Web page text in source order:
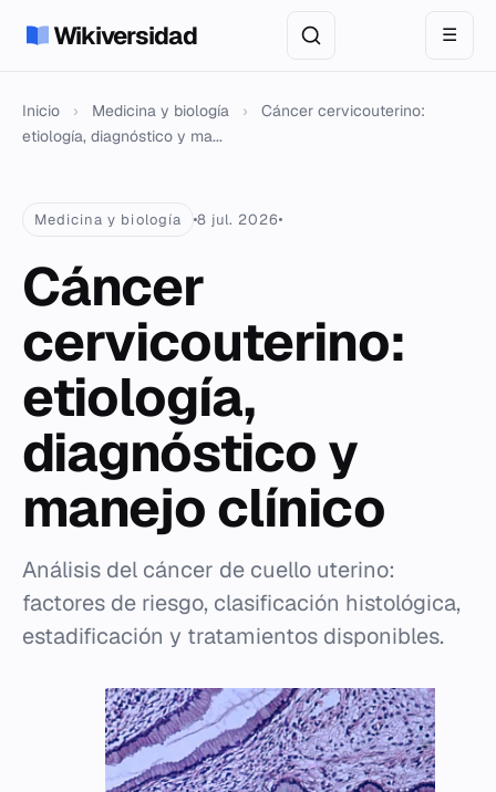
Wikiversidad ☰
Inicio › Medicina y biología ›
Cáncer cervicouterino:
etiología, diagnóstico y ma...
Medicina y biología 8 jul. 2026
Cáncer
cervicouterino:
etiología,
diagnóstico y
manejo clínico
Análisis del cáncer de cuello uterino:
factores de riesgo, clasificación histológica,
estadificación y tratamientos disponibles.